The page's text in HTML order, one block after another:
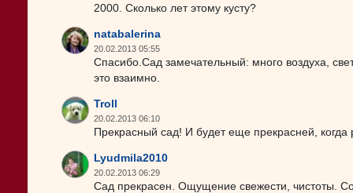
2000. Сколько лет этому кусту?
natabalerina
20.02.2013 05:55
Спасибо.Сад замечательный: много воздуха,
это взаимно.
Troll
20.02.2013 06:10
Прекрасный сад! И будет еще прекрасней, когда
Lyudmila2010
20.02.2013 06:29
Сад прекрасен. Ощущение свежести, чистоты.